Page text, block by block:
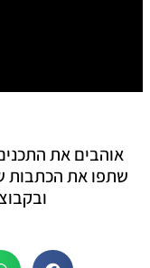
אוהבים את התכנים
שתפו את הכתבות